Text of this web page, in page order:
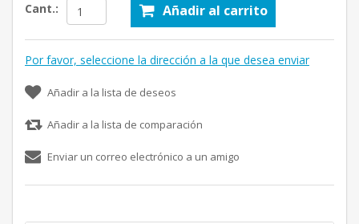
Cant.: Añadir al carrito
Por favor, seleccione la dirección a la que desea enviar
Añadir a la lista de deseos
Añadir a la lista de comparación
Enviar un correo electrónico a un amigo